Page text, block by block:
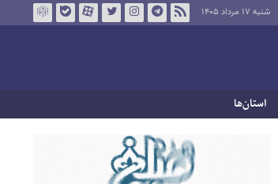
شنبه ۱۷ مرداد ۱۴۰۵
استان‌ها